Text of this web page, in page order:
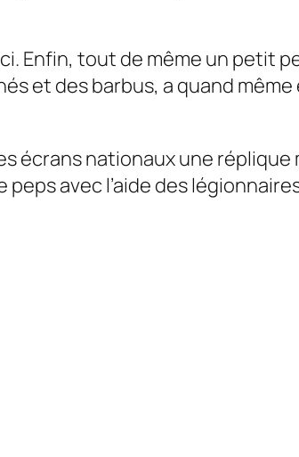
Enfin, tout de même un petit
et des barbus, a quand
écrans nationaux une
avec l’aide des